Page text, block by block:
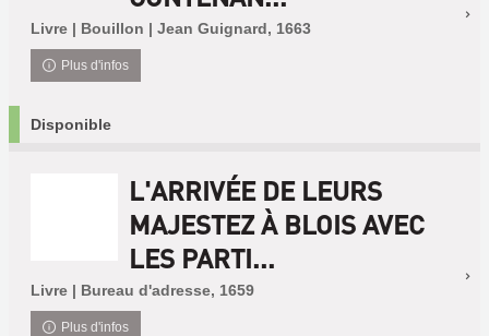
Livre | Bouillon | Jean Guignard, 1663
Plus d'infos
Disponible
L'ARRIVÉE DE LEURS
MAJESTEZ À BLOIS AVEC
LES PARTI...
Livre | Bureau d'adresse, 1659
Plus d'infos